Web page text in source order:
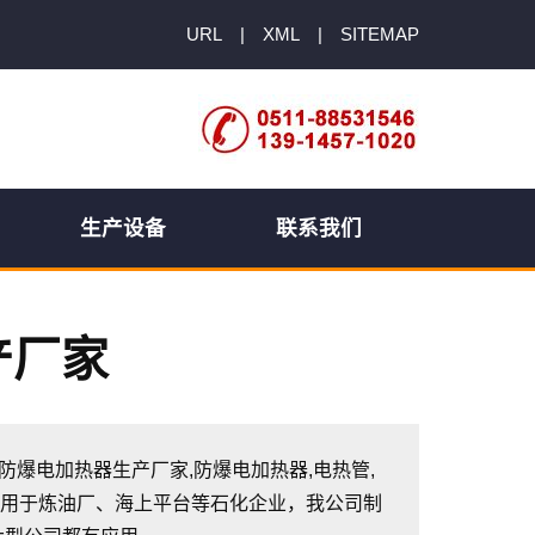
URL | XML | SITEMAP
生产设备 联系我们
厂家
爆电加热器生产厂家,防爆电加热器,电热管,
于炼油厂、海上平台等石化企业，我公司制